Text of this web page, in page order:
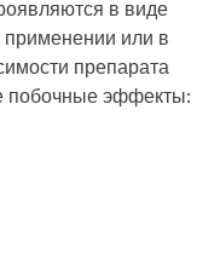
в виде
или в
препарата
побочные эффекты: